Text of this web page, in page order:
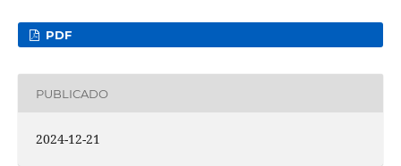
PDF
PUBLICADO
2024-12-21